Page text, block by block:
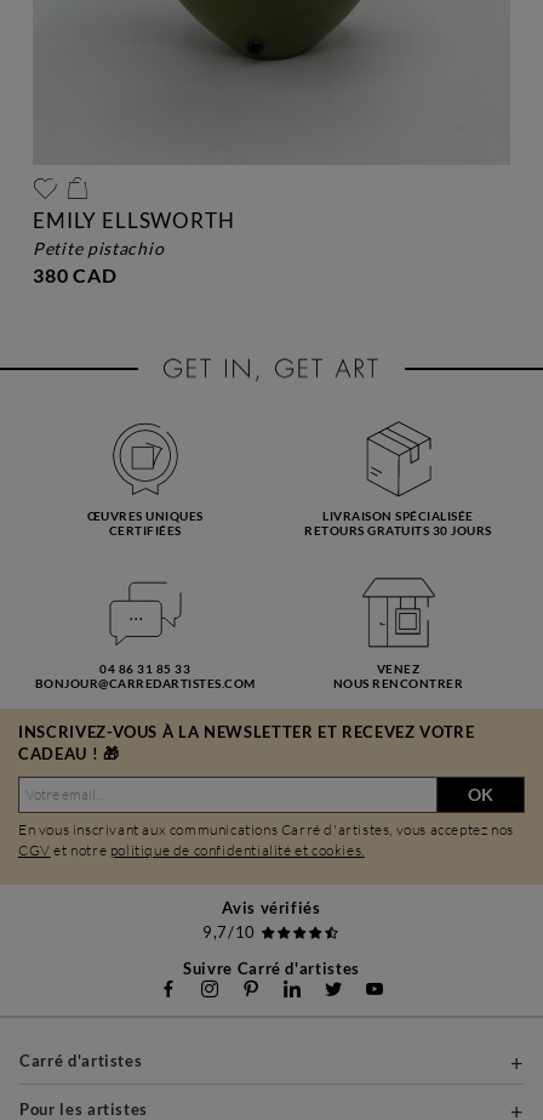
EMILY ELLSWORTH
petite pistachio
380 CAD
ŒUVRES UNIQUES
CERTIFIÉES
LIVRAISON SPÉCIALISÉE
RETOURS GRATUITS 30 JOURS
04 86 31 85 33
BONJOUR@CARREDARTISTES.COM
VENEZ
NOUS RENCONTRER
INSCRIVEZ-VOUS À LA NEWSLETTER ET RECEVEZ VOTRE
CADEAU ! 🎁
OK
En vous inscrivant aux communications Carré d'artistes, vous acceptez nos
CGV et notre politique de confidentialité et cookies.
Avis vérifiés
9,7/10
Suivre Carré d'artistes
Carré d'artistes
Pour les artistes